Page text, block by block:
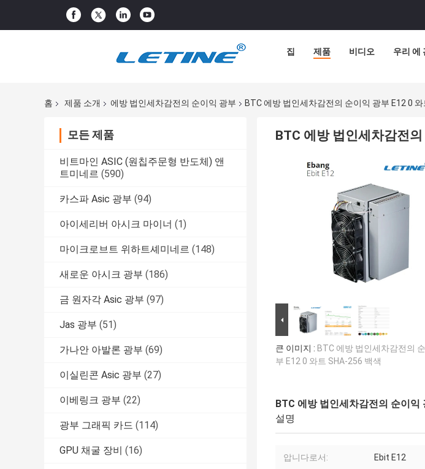
집 제품 비디오 우리 에
홈 제품 소개 에방 법인세차감전의 순이익 광부 BTC 에방 법인세차감전의 순이익 광부 E12 0
모든 제품
비트마인 ASIC (원칩주문형 반도체) 앤
트미네르 (590)
카스파 Asic 광부 (94)
아이세리버 아시크 마이너 (1)
마이크로브트 위하트셰미네르 (148)
새로운 아시크 광부 (186)
금 원자각 Asic 광부 (97)
Jas 광부 (51)
가나안 아발론 광부 (69)
이실린콘 Asic 광부 (27)
이베링크 광부 (22)
광부 그래픽 카드 (114)
GPU 채굴 장비 (16)
BTC 에방 법인세차감전
큰 이미지 : BTC 에방 법인세차감전의
부 E12 0 와트 SHA-256 백색
BTC 에방 법인세차감전의 순이익
설명
압니다로서: Ebit E12